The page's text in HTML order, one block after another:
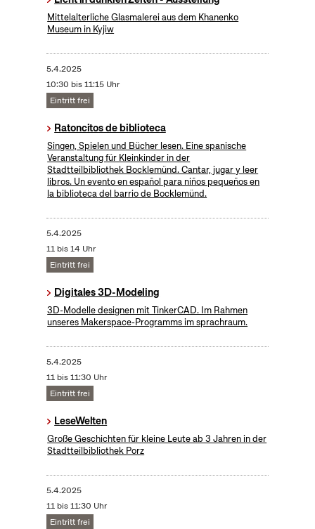
Mittelalterliche Glasmalerei aus dem Khanenko
Museum in Kyjiw
5.4.2025
10:30 bis 11:15 Uhr
Eintritt frei
Ratoncitos de biblioteca
Singen, Spielen und Bücher lesen. Eine spanische
Veranstaltung für Kleinkinder in der
Stadtteilbibliothek Bocklemünd. Cantar, jugar y leer
libros. Un evento en español para niños pequeños en
la biblioteca del barrio de Bocklemünd.
5.4.2025
11 bis 14 Uhr
Eintritt frei
Digitales 3D-Modeling
3D-Modelle designen mit TinkerCAD. Im Rahmen
unseres Makerspace-Programms im sprachraum.
5.4.2025
11 bis 11:30 Uhr
Eintritt frei
LeseWelten
Große Geschichten für kleine Leute ab 3 Jahren in der
Stadtteilbibliothek Porz
5.4.2025
11 bis 11:30 Uhr
Eintritt frei